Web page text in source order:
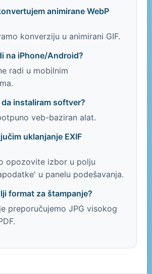
animirane WebP
konverziju u animirani GIF.
na iPhone/Android?
radi u mobilnim
da instaliram softver?
veb-baziran alat.
uklanjanje EXIF
opozovite izbor u polju
u panelu podešavanja.
format za štampanje?
preporučujemo JPG visokog